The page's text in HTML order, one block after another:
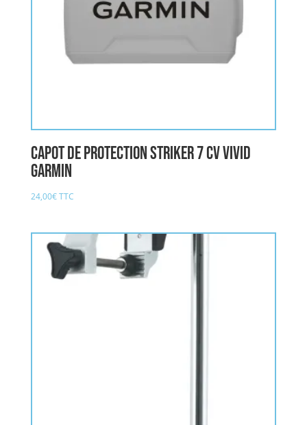
Capot de protection Striker 7 cv vivid
GARMIN
24,00€TTC